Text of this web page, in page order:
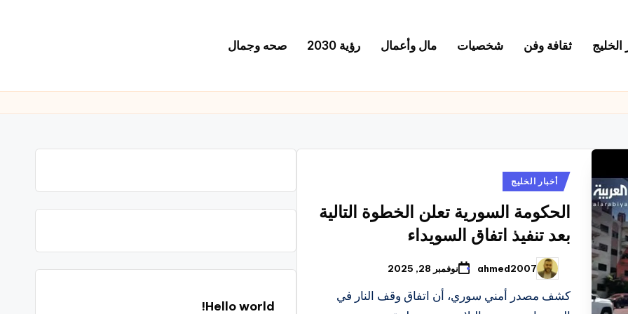
الخليج ثقافة وفن شخصيات مال وأعمال رؤية 2030 صحه وجمال
نُشرأخبار الخليج
الحكومة السورية تعلن الخطوة التالية
بعد تنفيذ اتفاق السويداء
تمّ
النشر
بواسطة
ahmed2007 نوفمبر 28, 2025
كشف مصدر أمني سوري، أن اتفاق وقف النار في
Hello world!